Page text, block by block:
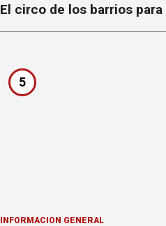
El circo de los barrios
5
INFORMACION GENERAL